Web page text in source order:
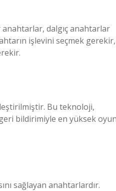
dalgıç anahtarlar
işlevini seçmek gerekir,
Bu teknoloji,
bildirimiyle en yüksek
sağlayan anahtarlardır.